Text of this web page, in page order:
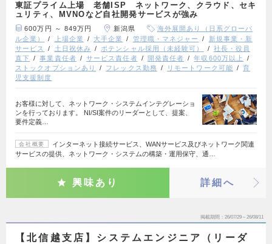
東証プライム上場 老舗ISP ネットワーク、クラウド、セキ
ュリティ、MVNOなど自社開発サービスが強み
600万円 ～ 849万円 新潟県
海外展開あり（日系グローバ
ル企業）
上場企業 大手企業 管理職・マネジャー
新規事業・新
サービス
土日祝休み ポテンシャル採用（未経験可）
社長・役員
直下
事業責任者 サービス責任者 開発責任者
年収600万以上
ストックオプションあり
フレックス勤務 リモートワーク可能
育
児支援制度
お客様に対して、ネットワーク・システムインテグレーショ
ンを行っております。 NI/SI案件のリーダーとして、提案、
要件定義…
会社概要
インターネット接続サービス、WANサービス及びネットワーク関連
サービスの提供、ネットワーク・システムの構築・運用保守、通…
興味あり 詳細へ
掲載期間 26/07/29～26/08/11
【北信越支店】システムエンジニア（リーダ